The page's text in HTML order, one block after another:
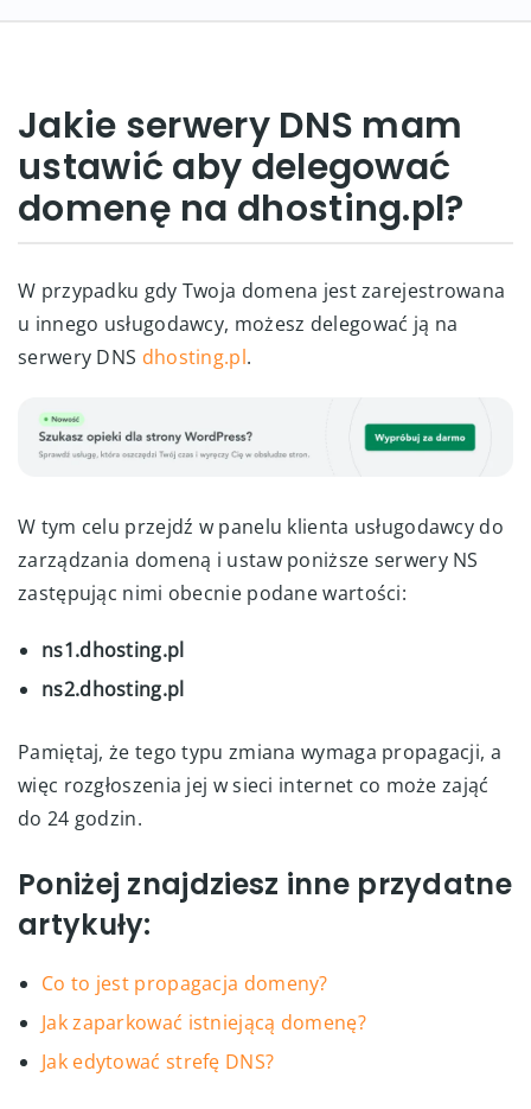
Jakie serwery DNS mam
ustawić aby delegować
domenę na dhosting.pl?
W przypadku gdy Twoja domena jest zarejestrowana
u innego usługodawcy, możesz delegować ją na
serwery DNS dhosting.pl.
W tym celu przejdź w panelu klienta usługodawcy do
zarządzania domeną i ustaw poniższe serwery NS
zastępując nimi obecnie podane wartości:
ns1.dhosting.pl
ns2.dhosting.pl
Pamiętaj, że tego typu zmiana wymaga propagacji, a
więc rozgłoszenia jej w sieci internet co może zająć
do 24 godzin.
Poniżej znajdziesz inne przydatne
artykuły:
Co to jest propagacja domeny?
Jak zaparkować istniejącą domenę?
Jak edytować strefę DNS?